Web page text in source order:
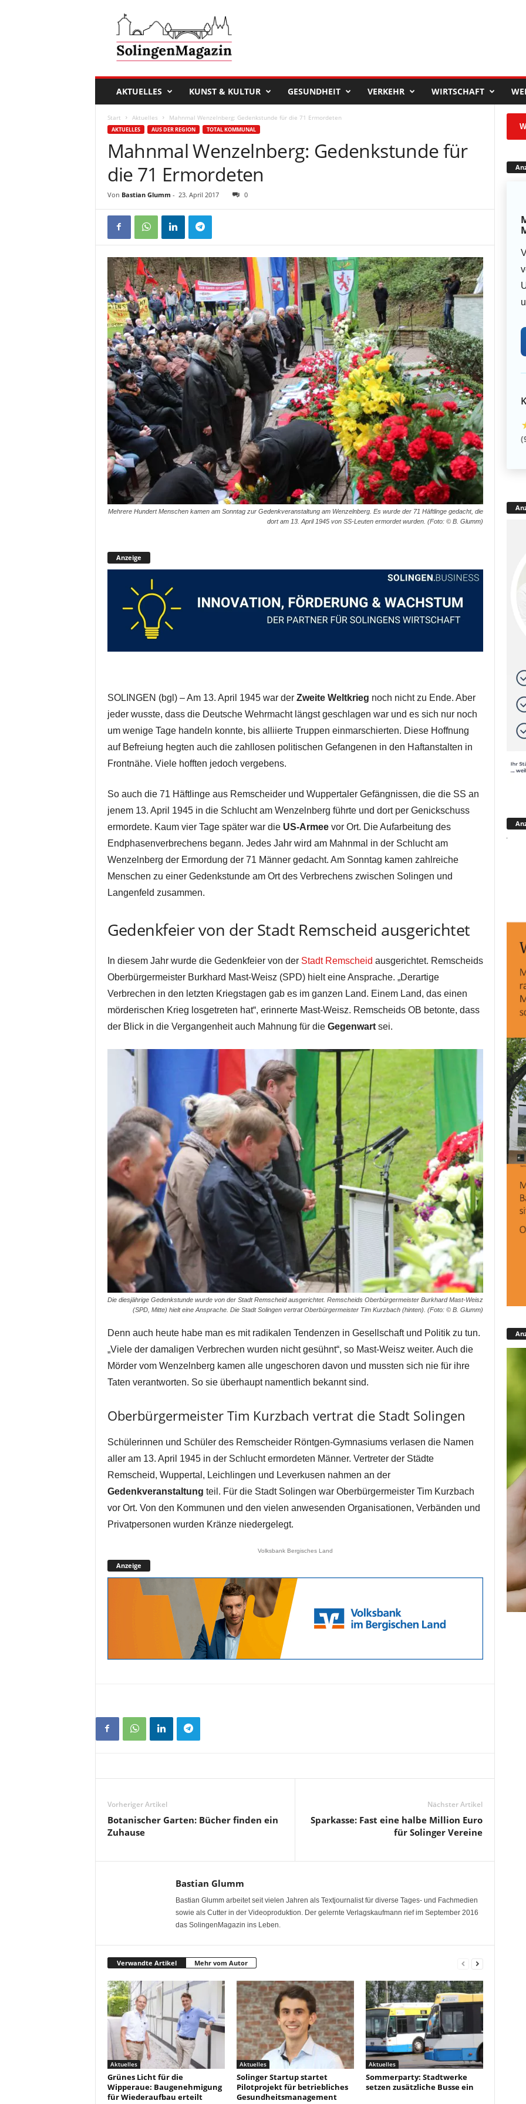
i
AKTUELLES KUNST & KULTUR GESUNDHEIT VERKEHR WIRTSCHAFT
Start Aktuelles Mahnmal Wenzelnberg: Gedenkstunde für die 71 Ermordeten
AKTUELLES AUS DER REGION TOTAL KOMMUNAL
Mahnmal Wenzelnberg: Gedenkstunde für
die 71 Ermordeten
Von Bastian Glumm - 23. April 2017 0
Mehrere Hundert Menschen kamen am Sonntag zur Gedenkveranstaltung am Wenzelnberg. Es wurde der 71 Häftlinge gedacht, die
dort am 13. April 1945 von SS-Leuten ermordet wurden. (Foto: © B. Glumm)
Anzeige
SOLINGEN (bgl) – Am 13. April 1945 war der Zweite Weltkrieg noch nicht zu Ende. Aber
jeder wusste, dass die Deutsche Wehrmacht längst geschlagen war und es sich nur noch
um wenige Tage handeln konnte, bis alliierte Truppen einmarschierten. Diese Hoffnung
auf Befreiung hegten auch die zahllosen politischen Gefangenen in den Haftanstalten in
Frontnähe. Viele hofften jedoch vergebens.
So auch die 71 Häftlinge aus Remscheider und Wuppertaler Gefängnissen, die die SS an
jenem 13. April 1945 in die Schlucht am Wenzelnberg führte und dort per Genickschuss
ermordete. Kaum vier Tage später war die US-Armeevor Ort. Die Aufarbeitung des
Endphasenverbrechens begann. Jedes Jahr wird am Mahnmal in der Schlucht am
Wenzelnberg der Ermordung der 71 Männer gedacht. Am Sonntag kamen zahlreiche
Menschen zu einer Gedenkstunde am Ort des Verbrechens zwischen Solingen und
Langenfeld zusammen.
Gedenkfeier von der Stadt Remscheid ausgerichtet
In diesem Jahr wurde die Gedenkfeier von der Stadt Remscheid ausgerichtet. Remscheids
Oberbürgermeister Burkhard Mast-Weisz (SPD) hielt eine Ansprache. „Derartige
Verbrechen in den letzten Kriegstagen gab es im ganzen Land. Einem Land, das einen
mörderischen Krieg losgetreten hat“, erinnerte Mast-Weisz. Remscheids OB betonte, dass
der Blick in die Vergangenheit auch Mahnung für die Gegenwartsei.
Die diesjährige Gedenkstunde wurde von der Stadt Remscheid ausgerichtet. Remscheids Oberbürgermeister Burkhard Mast-Weisz
(SPD, Mitte) hielt eine Ansprache. Die Stadt Solingen vertrat Oberbürgermeister Tim Kurzbach (hinten). (Foto: © B. Glumm)
Denn auch heute habe man es mit radikalen Tendenzen in Gesellschaft und Politik zu tun.
„Viele der damaligen Verbrechen wurden nicht gesühnt“, so Mast-Weisz weiter. Auch die
Mörder vom Wenzelnberg kamen alle ungeschoren davon und mussten sich nie für ihre
Taten verantworten. So sie überhaupt namentlich bekannt sind.
Oberbürgermeister Tim Kurzbach vertrat die Stadt Solingen
Schülerinnen und Schüler des Remscheider Röntgen-Gymnasiums verlasen die Namen
aller am 13. April 1945 in der Schlucht ermordeten Männer. Vertreter der Städte
Remscheid, Wuppertal, Leichlingen und Leverkusen nahmen an der
Gedenkveranstaltung teil. Für die Stadt Solingen war Oberbürgermeister Tim Kurzbach
vor Ort. Von den Kommunen und den vielen anwesenden Organisationen, Verbänden und
Privatpersonen wurden Kränze niedergelegt.
Volksbank Bergisches Land
Anzeige
Vorheriger Artikel
Botanischer Garten: Bücher finden ein
Zuhause
Nächster Artikel
Sparkasse: Fast eine halbe Million Euro
für Solinger Vereine
Bastian Glumm
Bastian Glumm arbeitet seit vielen Jahren als Textjournalist für diverse Tages- und Fachmedien
sowie als Cutter in der Videoproduktion. Der gelernte Verlagskaufmann rief im September 2016
das SolingenMagazin ins Leben.
Verwandte Artikel Mehr vom Autor
Aktuelles
Grünes Licht für die
Wipperaue: Baugenehmigung
für Wiederaufbau erteilt
Aktuelles
Solinger Startup startet
Pilotprojekt für betriebliches
Gesundheitsmanagement
Aktuelles
Sommerparty: Stadtwerke
setzen zusätzliche Busse ein